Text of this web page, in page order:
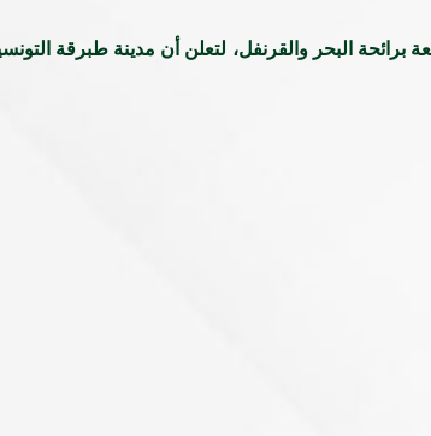
البحر والقرنفل، لتعلن أن مدينة طبرقة